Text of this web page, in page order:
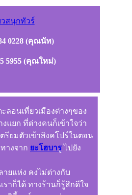
สนุกทัวร์
0228 (คุณนัท)
5955 (คุณใหม่)
ลอนเที่ยวเมืองต่างๆของ
แยก ที่ต่างคนก็เข้าใจว่า
รียมตัวเข้าสิงคโปร์ในตอน
างจาก ยะโฮบารู ไปยัง
ยแห่ง คงไม่ต่างกับ
าก็ได้ ทางร้านก็รู้สึกดีใจ